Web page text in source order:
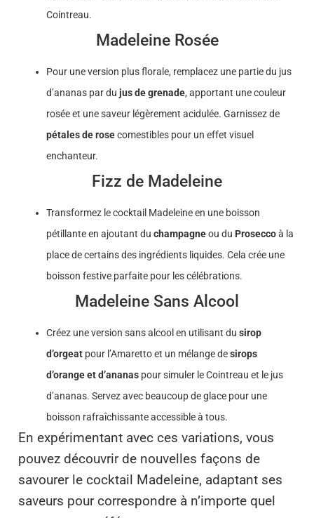
Cointreau.
Madeleine Rosée
Pour une version plus florale, remplacez une partie du jus
d’ananas par du jus de grenade, apportant une couleur
rosée et une saveur légèrement acidulée. Garnissez de
pétales de rosecomestibles pour un effet visuel
enchanteur.
Fizz de Madeleine
Transformez le cocktail Madeleine en une boisson
pétillante en ajoutant du champagneou du Proseccoà la
place de certains des ingrédients liquides. Cela crée une
boisson festive parfaite pour les célébrations.
Madeleine Sans Alcool
Créez une version sans alcool en utilisant du sirop
d’orgeat pour l’Amaretto et un mélange desirops
d’orange et d’ananas pour simuler le Cointreau et le jus
d’ananas. Servez avec beaucoup de glace pour une
boisson rafraîchissante accessible à tous.
En expérimentant avec ces variations, vous
pouvez découvrir de nouvelles façons de
savourer le cocktail Madeleine, adaptant ses
saveurs pour correspondre à n’importe quel